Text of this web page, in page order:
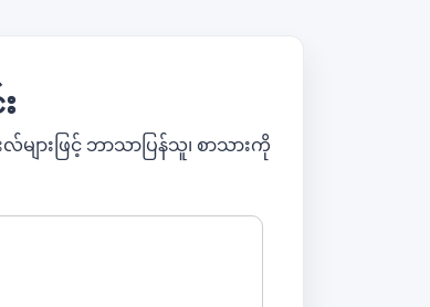
ျားဖြင့် ဘာသာပြန်သူ၊ စာသားကို